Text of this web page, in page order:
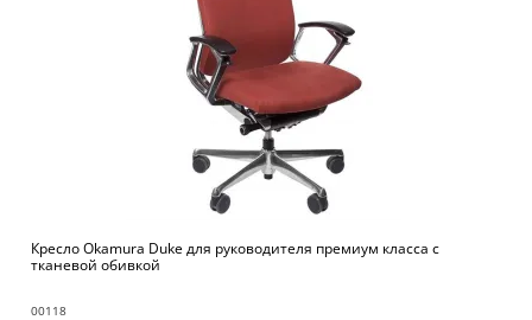
Кресло Okamura Duke для руководителя премиум класса с
тканевой обивкой
00118